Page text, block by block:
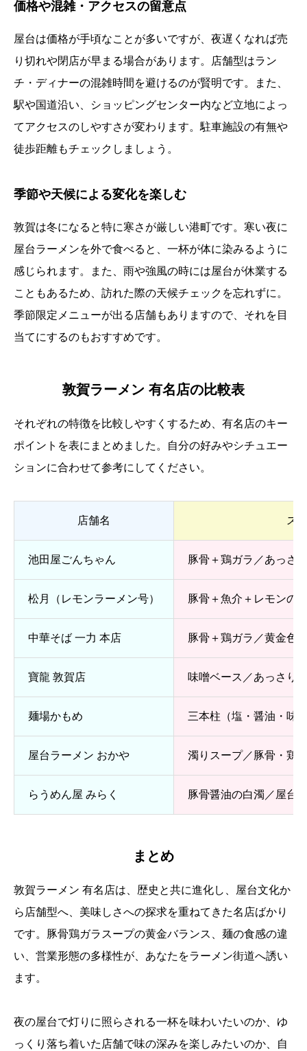
価格や混雑・アクセスの留意点
屋台は価格が手頃なことが多いですが、夜遅くなれば売
り切れや閉店が早まる場合があります。店舗型はラン
チ・ディナーの混雑時間を避けるのが賢明です。また、
駅や国道沿い、ショッピングセンター内など立地によっ
てアクセスのしやすさが変わります。駐車施設の有無や
徒歩距離もチェックしましょう。
季節や天候による変化を楽しむ
敦賀は冬になると特に寒さが厳しい港町です。寒い夜に
屋台ラーメンを外で食べると、一杯が体に染みるように
感じられます。また、雨や強風の時には屋台が休業する
こともあるため、訪れた際の天候チェックを忘れずに。
季節限定メニューが出る店舗もありますので、それを目
当てにするのもおすすめです。
敦賀ラーメン 有名店の比較表
それぞれの特徴を比較しやすくするため、有名店のキー
ポイントを表にまとめました。自分の好みやシチュエー
ションに合わせて参考にしてください。
店舗名 ス
池田屋ごんちゃん 豚骨＋鶏ガラ／あっさ
松月（レモンラーメン号） 豚骨＋魚介＋レモンの
中華そば 一力 本店 豚骨＋鶏ガラ／黄金色
寶龍 敦賀店 味噌ベース／あっさり
麺場かもめ 三本柱（塩・醤油・味
屋台ラーメン おかや 濁りスープ／豚骨・鶏
らうめん屋 みらく 豚骨醤油の白濁／屋台
まとめ
敦賀ラーメン 有名店は、歴史と共に進化し、屋台文化か
ら店舗型へ、美味しさへの探求を重ねてきた名店ばかり
です。豚骨鶏ガラスープの黄金バランス、麺の食感の違
い、営業形態の多様性が、あなたをラーメン街道へ誘い
ます。
夜の屋台で灯りに照らされる一杯を味わいたいのか、ゆ
っくり落ち着いた店舗で味の深みを楽しみたいのか、自